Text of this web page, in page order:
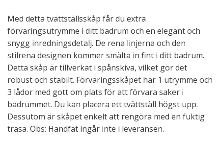
Med detta tvättställsskåp får du extra
förvaringsutrymme i ditt badrum och en elegant och
snygg inredningsdetalj. De rena linjerna och den
stilrena designen kommer smälta in fint i ditt badrum.
Detta skåp är tillverkat i spånskiva, vilket gör det
robust och stabilt. Förvaringsskåpet har 1 utrymme och
3 lådor med gott om plats för att förvara saker i
badrummet. Du kan placera ett tvättställ högst upp.
Dessutom är skåpet enkelt att rengöra med en fuktig
trasa. Obs: Handfat ingår inte i leveransen.